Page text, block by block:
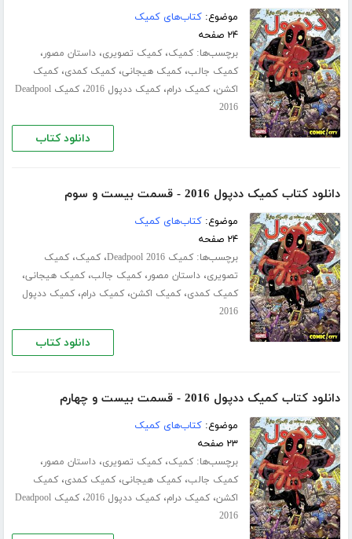
موضوع:کتاب‌های کمیک
۲۴ صفحه
برچسب‌ها:کمیک،کمیک تصویری،داستان مصور،
کمیک جالب،کمیک هیجانی،کمیک کمدی،کمیک
اکشن،کمیک درام،کمیک ددپول 2016 ،
کمیک Deadpool
2016
دانلود کتاب
دانلود کتاب کمیک ددپول 2016 - قسمت بیست و سوم
موضوع:کتاب‌های کمیک
۲۴ صفحه
برچسب‌ها:کمیک Deadpool 2016 ،کمیک،کمیک
تصویری،داستان مصور،کمیک جالب،کمیک هیجانی،
کمیک کمدی،کمیک اکشن،کمیک درام،کمیک ددپول
2016
دانلود کتاب
دانلود کتاب کمیک ددپول 2016 - قسمت بیست و چهارم
موضوع:کتاب‌های کمیک
۲۳ صفحه
برچسب‌ها:کمیک،کمیک تصویری،داستان مصور،
کمیک جالب،کمیک هیجانی،کمیک کمدی،کمیک
اکشن،کمیک درام،کمیک ددپول 2016 ،
کمیک Deadpool
2016